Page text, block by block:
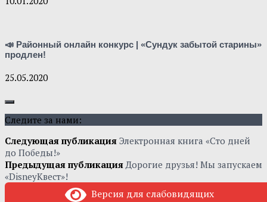
📣 Районный онлайн конкурс | «Сундук забытой старины»
продлен!
25.05.2020
Следите за нами:
Следующая публикация Электронная книга «Сто дней
до Победы!»
Предыдущая публикация Дорогие друзья! Мы запускаем
«DisneyКвест»!
Версия для слабовидящих